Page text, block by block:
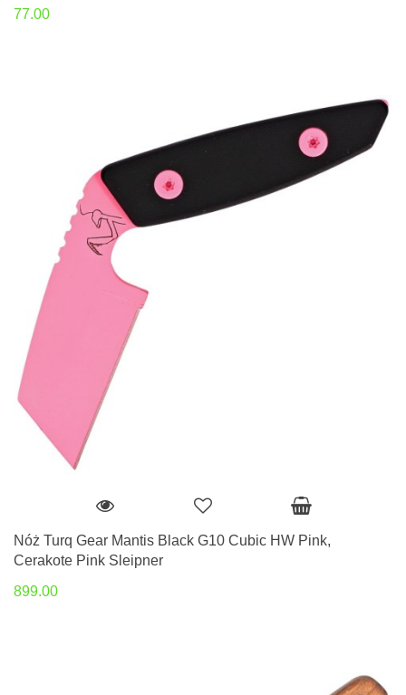
77.00
Nóż Turq Gear Mantis Black G10 Cubic HW Pink,
Cerakote Pink Sleipner
899.00